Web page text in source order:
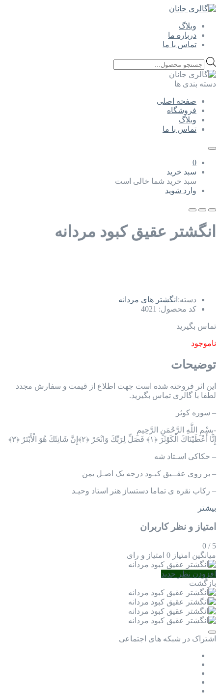
وبلاگ
درباره ما
تماس با ما
Products
search
دسته بندی ها
صفحه اصلی
فروشگاه
وبلاگ
تماس با ما
0
سبد خرید
سبد خرید شما خالی است
وارد شوید
انگشتر عقیق کبود مردانه
دسته: انگشتر های مردانه
کد محصول: 4021
تماس بگیرید
ناموجود
توضیحات
این اثر فروخته شده است جهت اطلاع از قیمت و سفارش مجدد
لطفا با گالری تماس بگیرید.
– سوره کوثر
-بِسْمِ اللَّهِ الرَّحْمَنِ الرَّحِيمِ
إِنَّا أَعْطَيْنَاكَ الْكَوْثَرَ ﴿١﴾ فَصَلِّ لِرَبِّكَ وَانْحَرْ ﴿٢﴾إِنَّ شَانِئَكَ هُوَ الْأَبْتَرُ ﴿٣﴾
– حکاکی اسـتاد شه
– بر روی عقــیق کبـود درجه یک اصـل یمن
– رکاب نقره ی تماما دستساز هنر استاد وحیـد
بیشتر
امتیاز و نظر کاربران
5
/
0
میانگین امتیاز 0 امتیاز و رای
افزودن نظر جدید
بازگشت
اشتراک در شبکه های اجتماعی